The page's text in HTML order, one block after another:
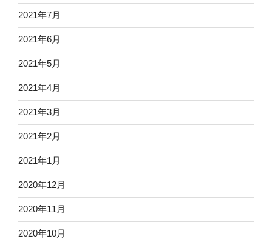
2021年7月
2021年6月
2021年5月
2021年4月
2021年3月
2021年2月
2021年1月
2020年12月
2020年11月
2020年10月